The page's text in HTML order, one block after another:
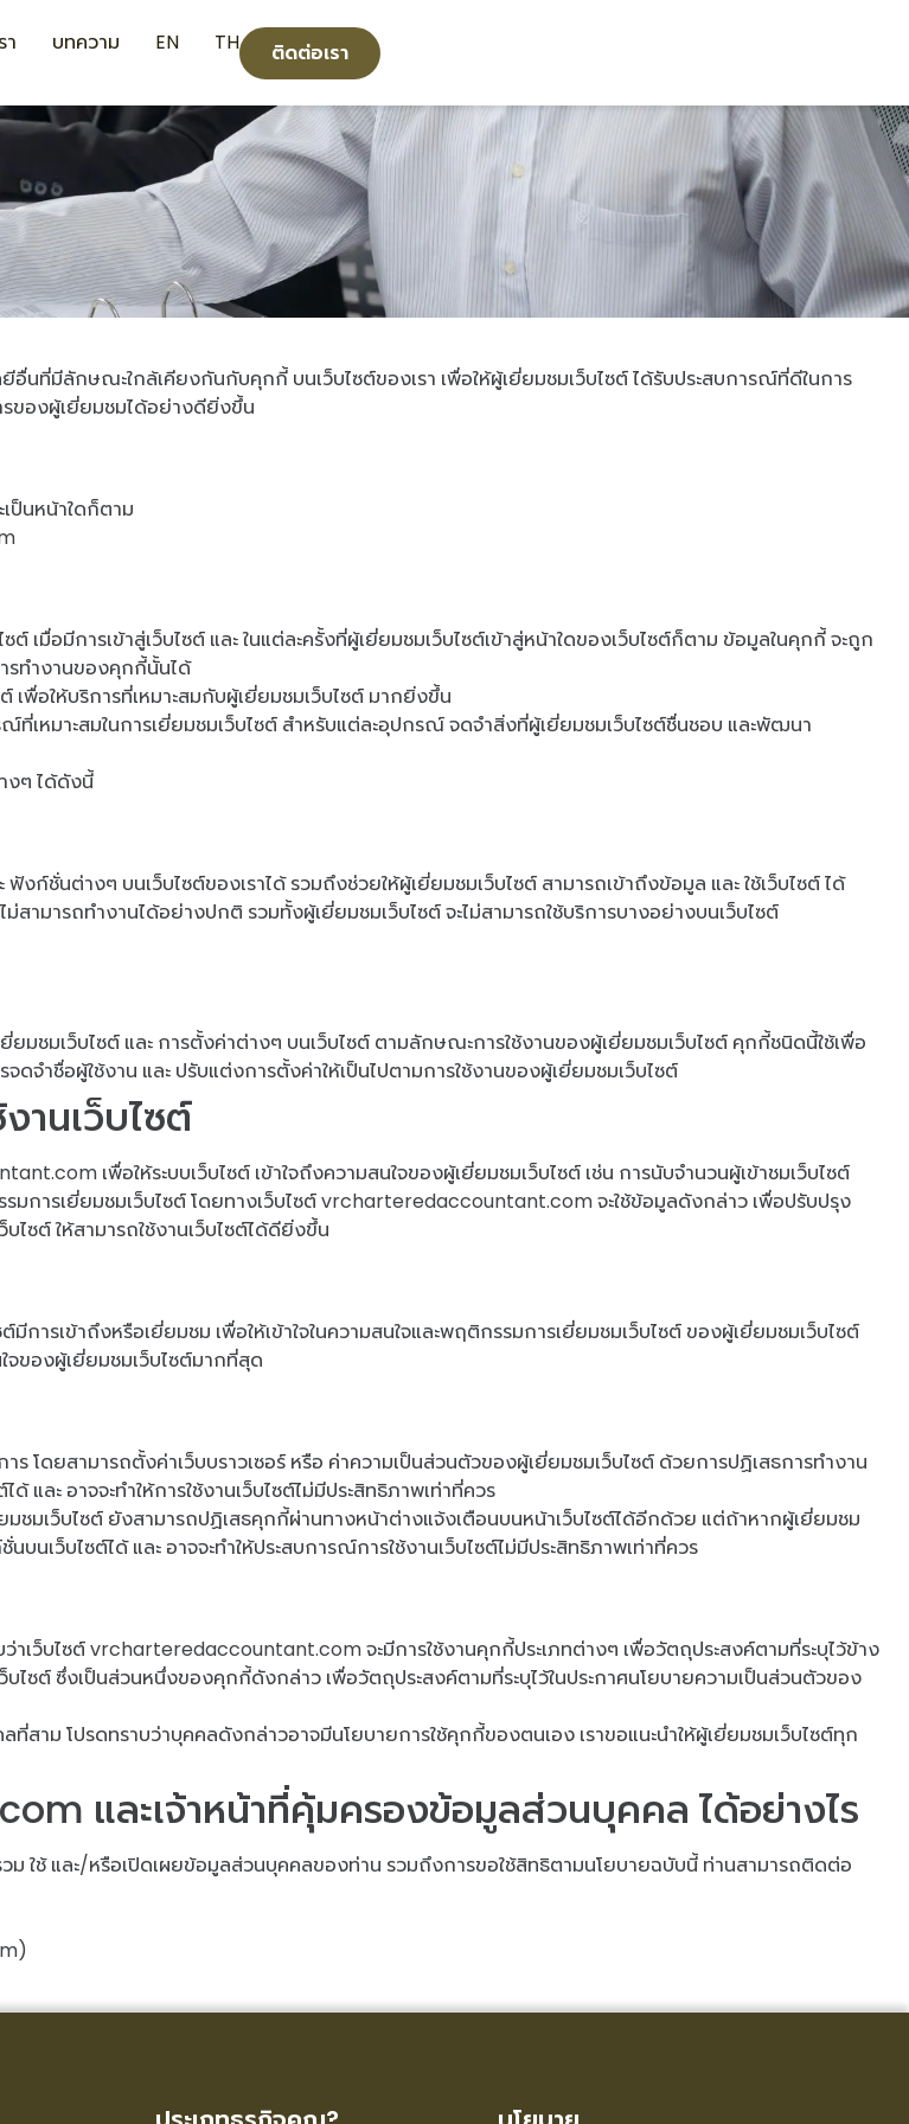
า บทความ EN TH ติดต่อเรา
ที่มีลักษณะใกล้เคียงกันกับคุกกี้ บนเว็บไซต์ของเรา เพื่อให้ผู้เยี่ยมชมเว็บไซต์ ได้รับประสบการณ์ที่ดีในการ
รของผู้เยี่ยมชมได้อย่างดียิ่งขึ้น
ป็นหน้าใดก็ตาม
มื่อมีการเข้าสู่เว็บไซต์ และ ในแต่ละครั้งที่ผู้เยี่ยมชมเว็บไซต์เข้าสู่หน้าใดของเว็บไซต์ก็ตาม ข้อมูลในคุกกี้ จะถูก
รทำงานของคุกกี้นั้นได้
เพื่อให้บริการที่เหมาะสมกับผู้เยี่ยมชมเว็บไซต์ มากยิ่งขึ้น
ที่เหมาะสมในการเยี่ยมชมเว็บไซต์ สำหรับแต่ละอุปกรณ์ จดจำสิ่งที่ผู้เยี่ยมชมเว็บไซต์ชื่นชอบ และพัฒนา
งๆ ได้ดังนี้
งก์ชั่นต่างๆ บนเว็บไซต์ของเราได้ รวมถึงช่วยให้ผู้เยี่ยมชมเว็บไซต์ สามารถเข้าถึงข้อมูล และ ใช้เว็บไซต์ ได้
ารถทำงานได้อย่างปกติ รวมทั้งผู้เยี่ยมชมเว็บไซต์ จะไม่สามารถใช้บริการบางอย่างบนเว็บไซต์
มชมเว็บไซต์ และ การตั้งค่าต่างๆ บนเว็บไซต์ ตามลักษณะการใช้งานของผู้เยี่ยมชมเว็บไซต์ คุกกี้ชนิดนี้ใช้เพื่อ
ดจำชื่อผู้ใช้งาน และ ปรับแต่งการตั้งค่าให้เป็นไปตามการใช้งานของผู้เยี่ยมชมเว็บไซต์
านเว็บไซต์
เพื่อให้ระบบเว็บไซต์ เข้าใจถึงความสนใจของผู้เยี่ยมชมเว็บไซต์ เช่น การนับจำนวนผู้เข้าชมเว็บไซต์
รมการเยี่ยมชมเว็บไซต์ โดยทางเว็บไซต์ vrcharteredaccountant.com จะใช้ข้อมูลดังกล่าว เพื่อปรับปรุง
ซต์ ให้สามารถใช้งานเว็บไซต์ได้ดียิ่งขึ้น
การเข้าถึงหรือเยี่ยมชม เพื่อให้เข้าใจในความสนใจและพฤติกรรมการเยี่ยมชมเว็บไซต์ ของผู้เยี่ยมชมเว็บไซต์
จของผู้เยี่ยมชมเว็บไซต์มากที่สุด
โดยสามารถตั้งค่าเว็บบราวเซอร์ หรือ ค่าความเป็นส่วนตัวของผู้เยี่ยมชมเว็บไซต์ ด้วยการปฏิเสธการทำงาน
ละ อาจจะทำให้การใช้งานเว็บไซต์ไม่มีประสิทธิภาพเท่าที่ควร
มเว็บไซต์ ยังสามารถปฏิเสธคุกกี้ผ่านทางหน้าต่างแจ้งเตือนบนหน้าเว็บไซต์ได้อีกด้วย แต่ถ้าหากผู้เยี่ยมชม
นเว็บไซต์ได้ และ อาจจะทำให้ประสบการณ์การใช้งานเว็บไซต์ไม่มีประสิทธิภาพเท่าที่ควร
เว็บไซต์ vrcharteredaccountant.com จะมีการใช้งานคุกกี้ประเภทต่างๆ เพื่อวัตถุประสงค์ตามที่ระบุไว้ข้าง
ไซต์ ซึ่งเป็นส่วนหนึ่งของคุกกี้ดังกล่าว เพื่อวัตถุประสงค์ตามที่ระบุไว้ในประกาศนโยบายความเป็นส่วนตัวของ
ม โปรดทราบว่าบุคคลดังกล่าวอาจมีนโยบายการใช้คุกกี้ของตนเอง เราขอแนะนำให้ผู้เยี่ยมชมเว็บไซต์ทุก
และเจ้าหน้าที่คุ้มครองข้อมูลส่วนบุคคล ได้อย่างไร
ใช้ และ/หรือเปิดเผยข้อมูลส่วนบุคคลของท่าน รวมถึงการขอใช้สิทธิตามนโยบายฉบับนี้ ท่านสามารถติดต่อ